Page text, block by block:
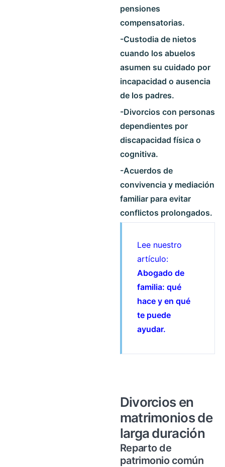
pensiones
compensatorias.
-Custodia de nietos
cuando los abuelos
asumen su cuidado por
incapacidad o ausencia
de los padres.
-Divorcios con personas
dependientes por
discapacidad física o
cognitiva.
-Acuerdos de
convivencia y mediación
familiar para evitar
conflictos prolongados.
Lee nuestro
artículo:
Abogado de
familia: qué
hace y en qué
te puede
ayudar.
Divorcios en
matrimonios de
larga duración
Reparto de
patrimonio común